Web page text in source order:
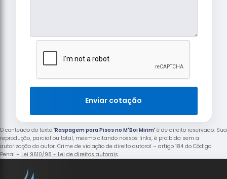
Enviar cotação
O conteúdo do texto "Raspagem para Pisos no M'Boi Mirim" é de direito reservado. Sua
reprodução, parcial ou total, mesmo citando nossos links, é proibida sem a
autorização do autor. Crime de violação de direito autoral – artigo 184 do Código
Penal – Lei 9610/98 - Lei de direitos autorais.